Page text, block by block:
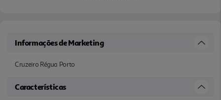
Informações de Marketing
Cruzeiro Régua Porto
Características